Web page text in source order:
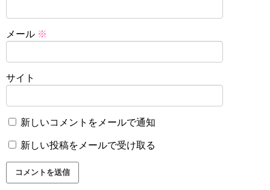
メール ※
サイト
新しいコメントをメールで通知
新しい投稿をメールで受け取る